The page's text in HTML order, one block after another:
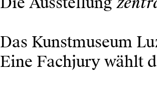
Das Kunstmuseum
Eine Fachjury wählt